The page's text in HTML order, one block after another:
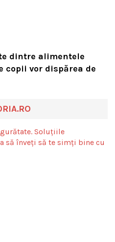
dintre alimentele
copii vor dispărea de